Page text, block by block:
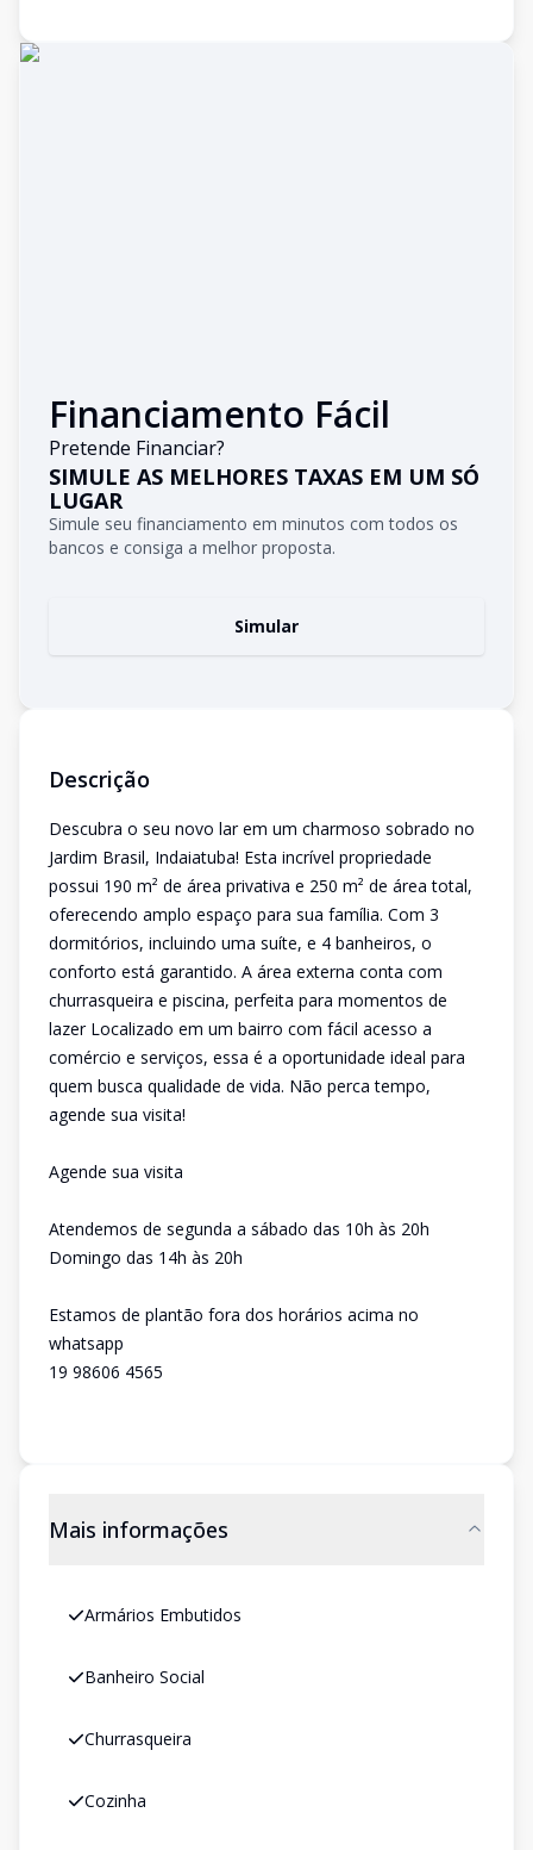
Financiamento Fácil
Pretende Financiar?
SIMULE AS MELHORES TAXAS EM UM SÓ
LUGAR
Simule seu financiamento em minutos com todos os
bancos e consiga a melhor proposta.
Simular
Descrição
Descubra o seu novo lar em um charmoso sobrado no
Jardim Brasil, Indaiatuba! Esta incrível propriedade
possui 190 m² de área privativa e 250 m² de área total,
oferecendo amplo espaço para sua família. Com 3
dormitórios, incluindo uma suíte, e 4 banheiros, o
conforto está garantido. A área externa conta com
churrasqueira e piscina, perfeita para momentos de
lazer Localizado em um bairro com fácil acesso a
comércio e serviços, essa é a oportunidade ideal para
quem busca qualidade de vida. Não perca tempo,
agende sua visita!
Agende sua visita
Atendemos de segunda a sábado das 10h às 20h
Domingo das 14h às 20h
Estamos de plantão fora dos horários acima no
whatsapp
19 98606 4565
Mais informações
Armários Embutidos
Banheiro Social
Churrasqueira
Cozinha